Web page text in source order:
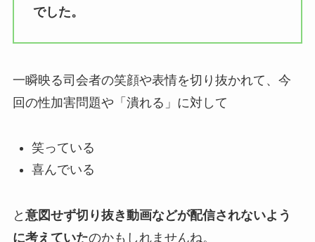
でした。
一瞬映る司会者の笑顔や表情を切り抜かれて、今
回の性加害問題や「潰れる」に対して
笑っている
喜んでいる
と 意図せず切り抜き動画などが配信されないよう
に考えていたのかもしれませんね。